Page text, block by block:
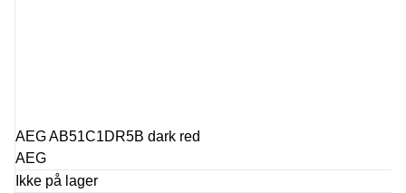
AEG AB51C1DR5B dark red
AEG
Ikke på lager